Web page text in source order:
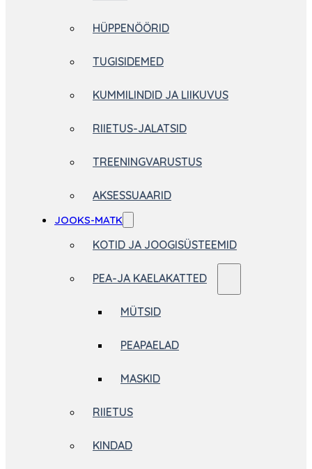
HÜPPENÖÖRID
TUGISIDEMED
KUMMILINDID JA LIIKUVUS
RIIETUS-JALATSID
TREENINGVARUSTUS
AKSESSUAARID
JOOKS-MATK
KOTID JA JOOGISÜSTEEMID
PEA-JA KAELAKATTED
MÜTSID
PEAPAELAD
MASKID
RIIETUS
KINDAD